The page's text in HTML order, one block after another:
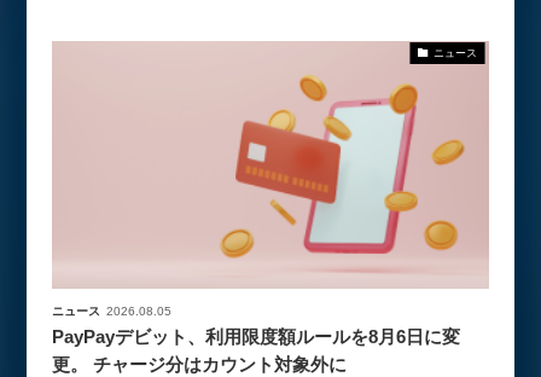
ニュース
ニュース 2026.08.05
PayPayデビット、利用限度額ルールを8月6日に変
更。 チャージ分はカウント対象外に